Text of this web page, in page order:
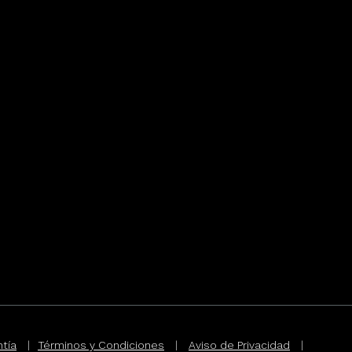
| Términos y Condiciones | Aviso de Privacidad |